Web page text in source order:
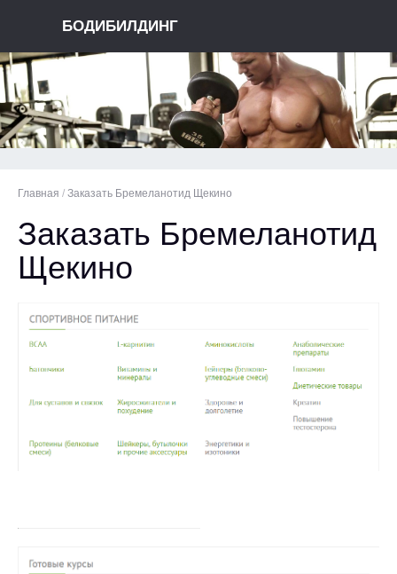
БОДИБИЛДИНГ
Главная / Заказать Бремеланотид Щекино
Заказать Бремеланотид
Щекино